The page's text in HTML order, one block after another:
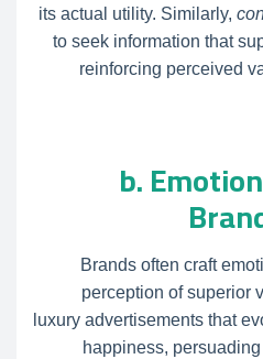
its actual utility. Similarly,
to seek information that
reinforcing perceived
b.
Brands often craft
perception of superior
luxury advertisements that
happiness,